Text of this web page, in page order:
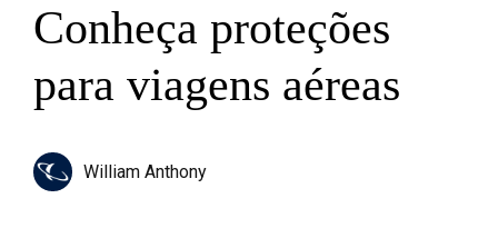
Conheça proteções
para viagens aéreas
William Anthony